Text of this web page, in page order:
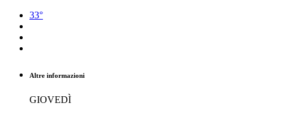
33°
Altre informazioni
GIOVEDÌ